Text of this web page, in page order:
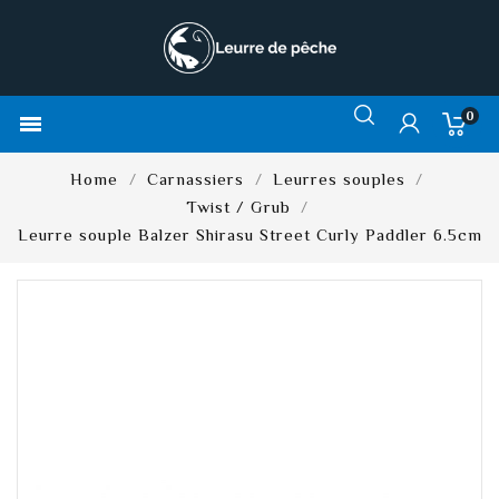
 0
Home Carnassiers
Leurres souples
Twist / Grub
Leurre souple Balzer Shirasu Street Curly Paddler 6.5cm